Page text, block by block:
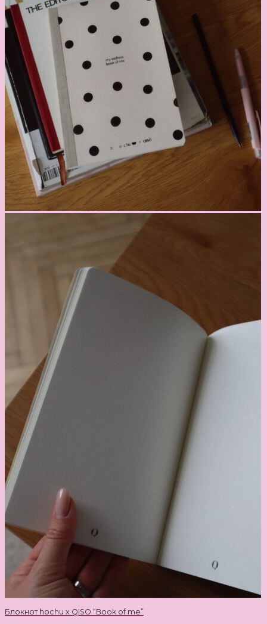
Блокнот hochu x QISO “Book of me”